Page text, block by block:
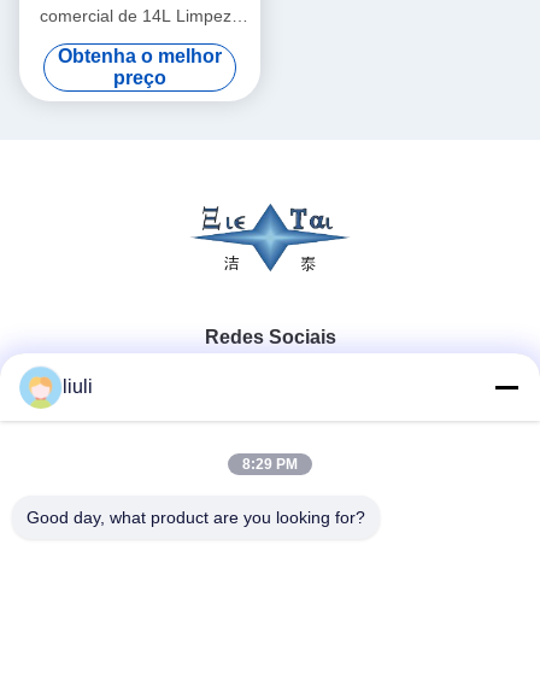
comercial de 14L Limpeza
ultra-sônica inteligente de
120W - 300W
Obtenha o melhor
preço
Redes Sociais
86-13823313140
liuli
8:29 PM
Good day, what product are you looking for?